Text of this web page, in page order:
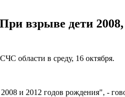
взрыве дети 2008,
области в среду, 16 октября.
и 2012 годов рождения", -